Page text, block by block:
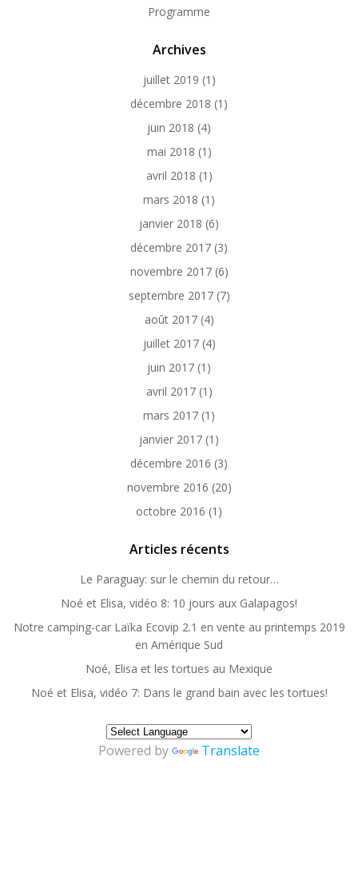
Programme
Archives
juillet 2019 (1)
décembre 2018 (1)
juin 2018 (4)
mai 2018 (1)
avril 2018 (1)
mars 2018 (1)
janvier 2018 (6)
décembre 2017 (3)
novembre 2017(6)
septembre 2017(7)
août 2017(4)
juillet 2017(4)
juin 2017 (1)
avril 2017(1)
mars 2017 (1)
janvier 2017 (1)
décembre 2016 (3)
novembre 2016 (20)
octobre 2016 (1)
Articles récents
Le Paraguay: sur le chemin du retour…
Noé et Elisa, vidéo 8: 10 jours aux Galapagos!
Notre camping-car Laïka Ecovip 2.1 en vente au printemps 2019
en Amérique Sud
Noé, Elisa et les tortues au Mexique
Noé et Elisa, vidéo 7: Dans le grand bain avec les tortues!
Powered by Translate